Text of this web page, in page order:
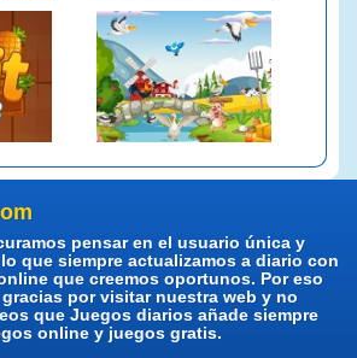
pensar en el usuario única y
que siempre actualizamos a diario con
que creemos oportunos. Por eso
por visitar nuestra web y no
que Juegos diarios añade siempre
online y juegos gratis.